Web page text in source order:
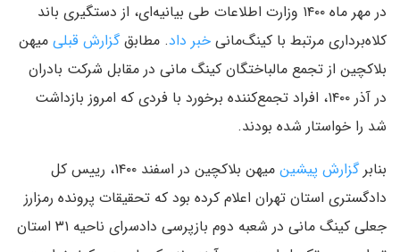
در مهر ماه ۱۴۰۰ وزارت اطلاعات طی بیانیه‌ای، از دستگیری باند
کلاه‌برداری مرتبط با کینگ‌مانی خبر داد. مطابقگزارش قبلی میهن
بلاکچین از تجمع مالباختگان کینگ مانی در مقابل شرکت بادران
در آذر ۱۴۰۰، افراد تجمع‌کننده برخورد با فردی که امروز بازداشت
شد را خواستار شده بودند.
بنابرگزارش پیشین
میهن بلاکچین در اسفند ۱۴۰۰، رییس کل
دادگستری استان تهران اعلام کرده بود که تحقیقات پرونده رمزارز
جعلی کینگ مانی در شعبه دوم بازپرسی دادسرای ناحیه ۳۱ استان